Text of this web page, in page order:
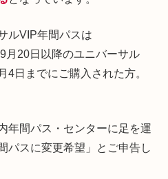
ルVIP年間パスは
月20日以降のユニバーサル
4日までにご購入された方。
年間パス・センターに足を運
パスに変更希望」とご申告し